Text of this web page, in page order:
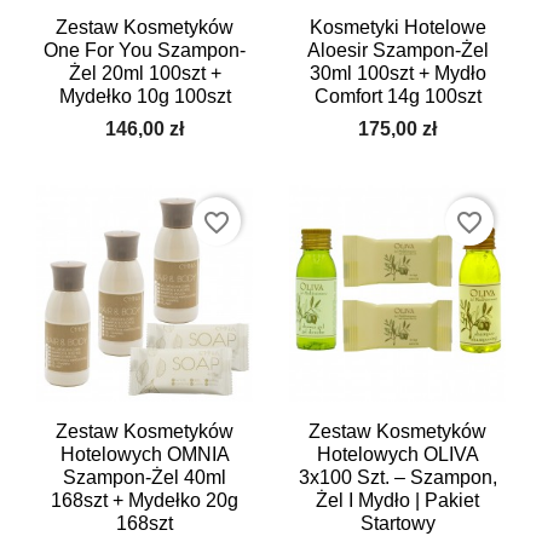
Zestaw Kosmetyków
One For You Szampon-
Żel 20ml 100szt +
Mydełko 10g 100szt
146,00 zł
Kosmetyki Hotelowe
Aloesir Szampon-Żel
30ml 100szt + Mydło
Comfort 14g 100szt
175,00 zł
Zestaw Kosmetyków
Hotelowych OMNIA
Szampon-Żel 40ml
168szt + Mydełko 20g
168szt
favorite_border
Zestaw Kosmetyków
Hotelowych OLIVA
3x100 Szt. – Szampon,
Żel I Mydło | Pakiet
Startowy
favorite_border